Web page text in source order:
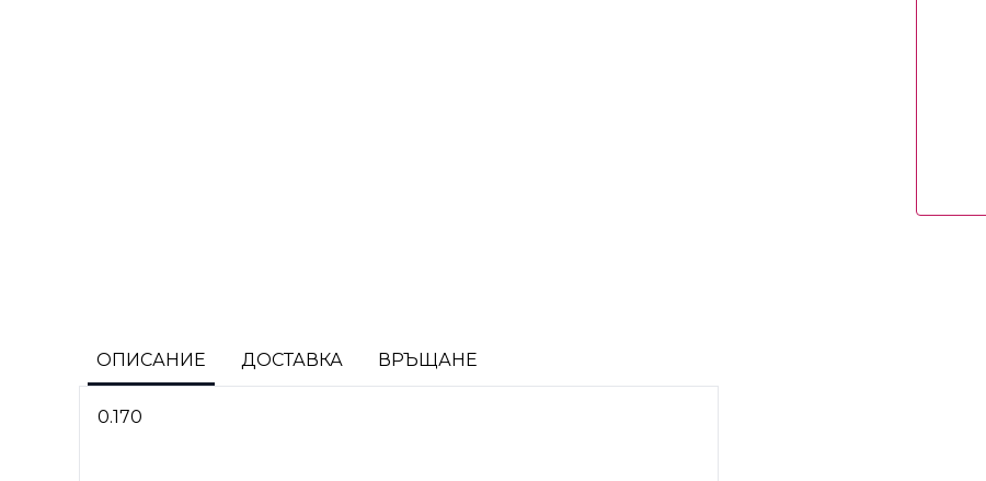
ОПИСАНИЕ
0.170
ДОСТАВКА ВРЪЩАНЕ